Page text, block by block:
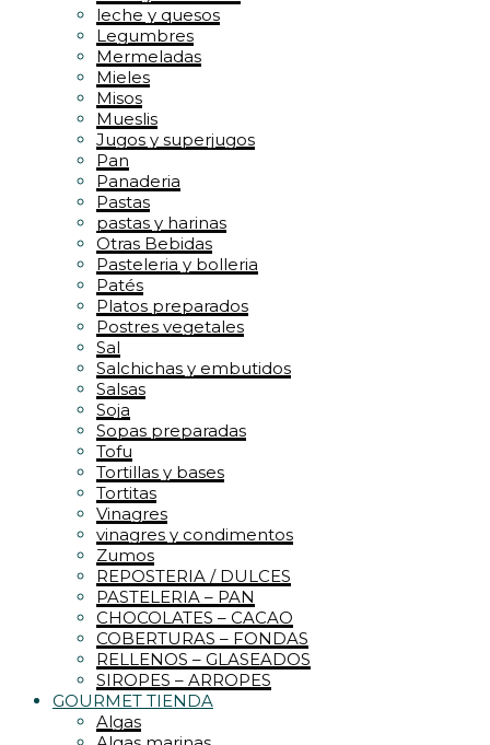
leche y quesos
Legumbres
Mermeladas
Mieles
Misos
Mueslis
Jugos y superjugos
Pan
Panaderia
Pastas
pastas y harinas
Otras Bebidas
Pasteleria y bolleria
Patés
Platos preparados
Postres vegetales
Sal
Salchichas y embutidos
Salsas
Soja
Sopas preparadas
Tofu
Tortillas y bases
Tortitas
Vinagres
vinagres y condimentos
Zumos
REPOSTERIA / DULCES
PASTELERIA – PAN
CHOCOLATES – CACAO
COBERTURAS – FONDAS
RELLENOS – GLASEADOS
SIROPES – ARROPES
GOURMET TIENDA
Algas